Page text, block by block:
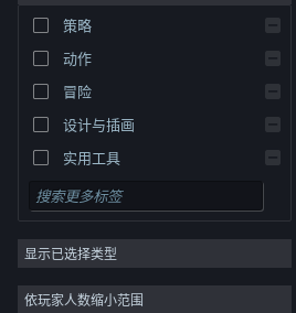
策略
动作
冒险
设计与插画
实用工具
免费开玩
角色扮演
大型多人在线
独立
显示已选择类型
依玩家人数缩小范围
排序依据 相关性
1 个匹配的搜索结果。